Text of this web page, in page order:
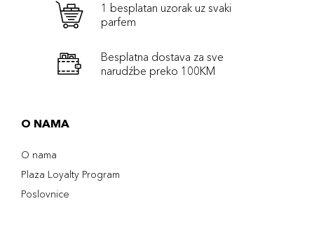
1 besplatan uzorak uz svaki
parfem
Besplatna dostava za sve
narudźbe preko 100KM
O NAMA
O nama
Plaza Loyalty Program
Poslovnice